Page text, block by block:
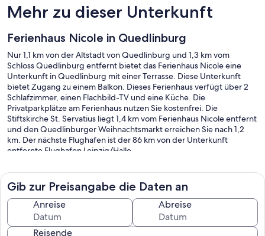
Mehr zu dieser Unterkunft
Ferienhaus Nicole in Quedlinburg
Nur 1,1 km von der Altstadt von Quedlinburg und 1,3 km vom
Schloss Quedlinburg entfernt bietet das Ferienhaus Nicole eine
Unterkunft in Quedlinburg mit einer Terrasse. Diese Unterkunft
bietet Zugang zu einem Balkon. Dieses Ferienhaus verfügt über 2
Schlafzimmer, einen Flachbild-TV und eine Küche. Die
Privatparkplätze am Ferienhaus nutzen Sie kostenfrei. Die
Stiftskirche St. Servatius liegt 1,4 km vom Ferienhaus Nicole entfernt
und den Quedlinburger Weihnachtsmarkt erreichen Sie nach 1,2
km. Der nächste Flughafen ist der 86 km von der Unterkunft
entfernte Flughafen Leipzig/Halle.
Gib zur Preisangabe die Daten an
Anreise Abreise
Reisende